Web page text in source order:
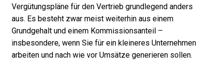
Vergütungspläne für den Vertrieb grundlegend anders
aus. Es besteht zwar meist weiterhin aus einem
Grundgehalt und einem Kommissionsanteil –
insbesondere, wenn Sie für ein kleineres Unternehmen
arbeiten und nach wie vor Umsätze generieren sollen.